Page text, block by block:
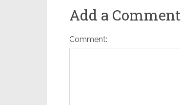
Add a Comment
Comment: